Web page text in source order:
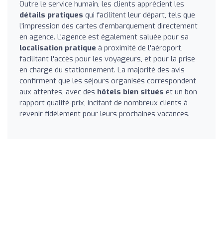
Outre le service humain, les clients apprécient les
détails pratiques qui facilitent leur départ, tels que
l'impression des cartes d'embarquement directement
en agence. L'agence est également saluée pour sa
localisation pratique à proximité de l'aéroport,
facilitant l'accès pour les voyageurs, et pour la prise
en charge du stationnement. La majorité des avis
confirment que les séjours organisés correspondent
aux attentes, avec des hôtels bien situés et un bon
rapport qualité-prix, incitant de nombreux clients à
revenir fidèlement pour leurs prochaines vacances.